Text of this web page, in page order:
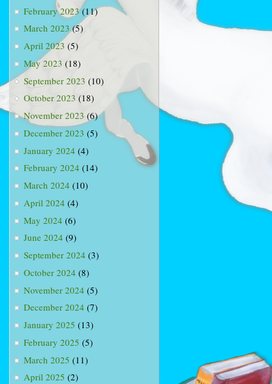
February 2023(11)
March 2023(5)
April 2023 (5)
May 2023 (18)
September 2023 (10)
October 2023 (18)
November 2023 (6)
December 2023 (5)
January 2024 (4)
February 2024 (14)
March 2024 (10)
April 2024 (4)
May 2024 (6)
June 2024 (9)
September 2024 (3)
October 2024 (8)
November 2024 (5)
December 2024 (7)
January 2025 (13)
February 2025 (5)
March 2025 (11)
April 2025 (2)